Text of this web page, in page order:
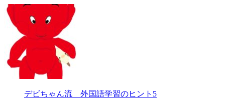
デビちゃん流 外国語学習のヒント5